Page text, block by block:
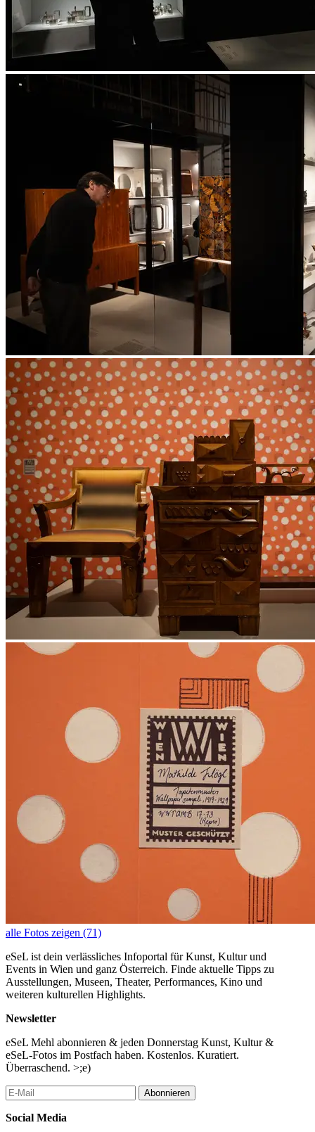
alle Fotos zeigen (71)
eSeL ist dein verlässliches Infoportal für Kunst, Kultur und
Events in Wien und ganz Österreich. Finde aktuelle Tipps zu
Ausstellungen, Museen, Theater, Performances, Kino und
weiteren kulturellen Highlights.
Newsletter
eSeL Mehl abonnieren & jeden Donnerstag Kunst, Kultur &
eSeL-Fotos im Postfach haben. Kostenlos. Kuratiert.
Überraschend. >;e)
Abonnieren
Social Media